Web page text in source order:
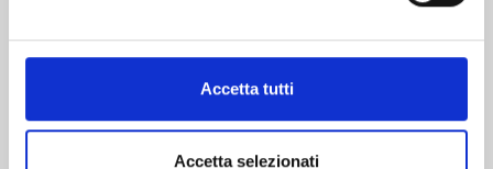
Accetta tutti
Accetta selezionati
Mostra tutto